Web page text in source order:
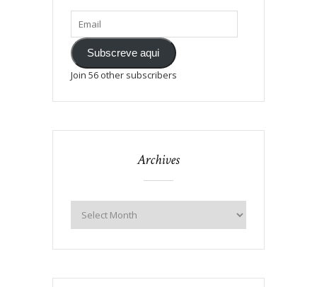
Subscreve aqui
Join 56 other subscribers
Archives